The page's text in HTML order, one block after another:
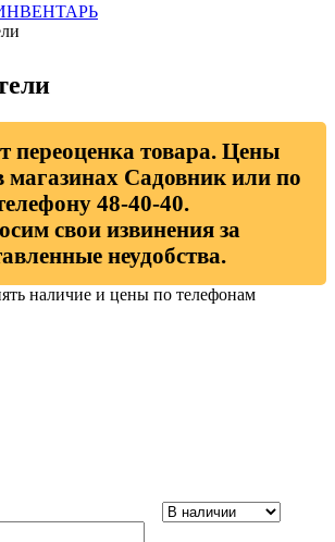
переоценка товара. Цены
магазинах Садовник или по
48-40-40.
свои извинения за
неудобства.
наличие и цены по телефонам